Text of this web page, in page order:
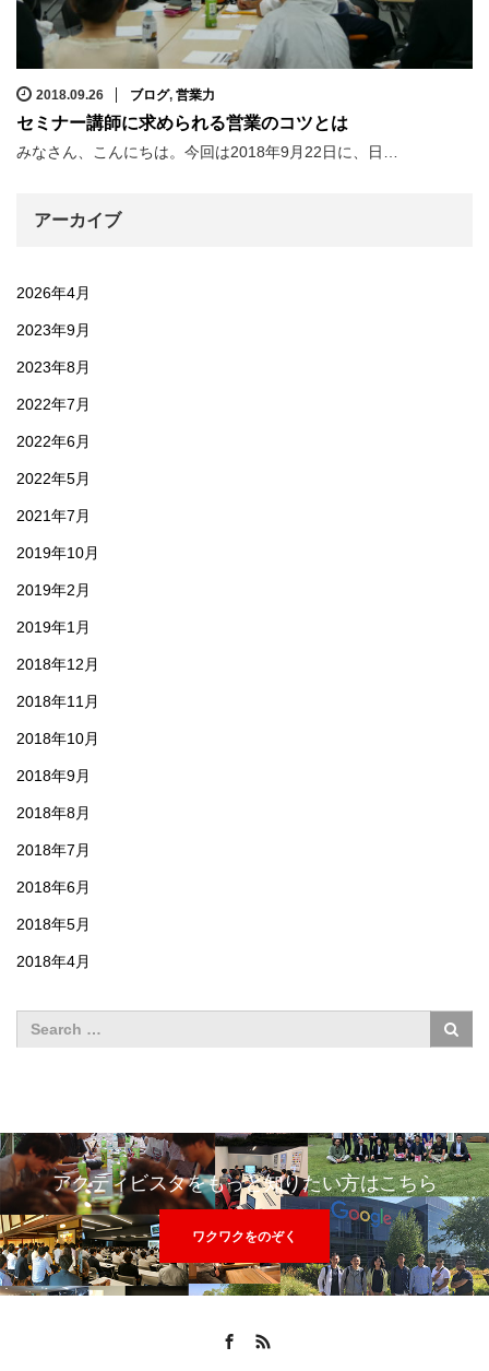
2018.09.26 ブログ, 営業力
セミナー講師に求められる営業のコツとは
みなさん、こんにちは。今回は2018年9月22日に、日…
アーカイブ
2026年4月
2023年9月
2023年8月
2022年7月
2022年6月
2022年5月
2021年7月
2019年10月
2019年2月
2019年1月
2018年12月
2018年11月
2018年10月
2018年9月
2018年8月
2018年7月
2018年6月
2018年5月
2018年4月
アクティビスタをもっと知りたい方はこちら
ワクワクをのぞく
Facebook